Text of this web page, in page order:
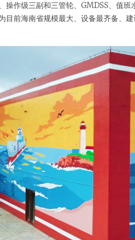
操作级三副和三管轮、GMDSS、值
目前海南省规模最大、设备最齐备、